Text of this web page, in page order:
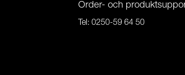
Order- och
Tel: 0250-59 64 50